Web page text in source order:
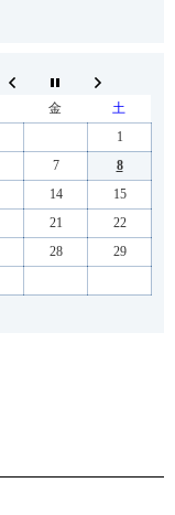
金
土
1
7
8
14
15
21
22
28
29